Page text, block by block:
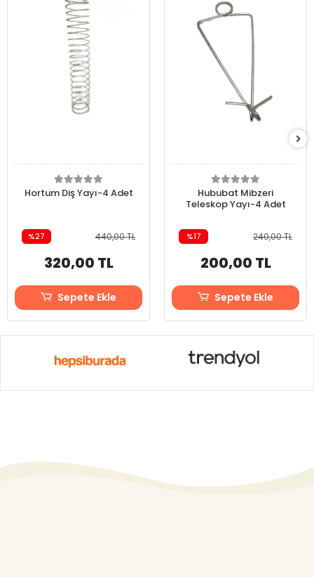
Hortum Diş Yayı-4 Adet
%27 440,00 TL
320,00 TL
Sepete Ekle
Hububat Mibzeri
Teleskop Yayı-4 Adet
%17 240,00 TL
200,00 TL
Sepete Ekle